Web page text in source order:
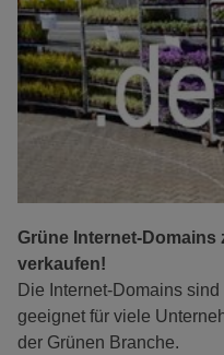
Grüne Internet-Domains
verkaufen!
Die Internet-Domains sind
geeignet für viele
der Grünen Branche.